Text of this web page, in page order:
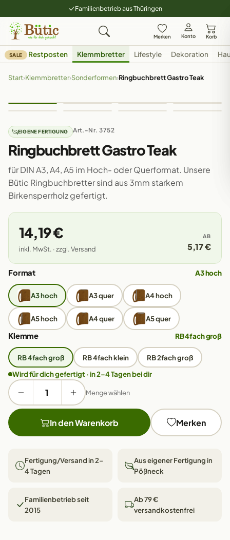
Familienbetrieb aus Thüringen
Merken Konto Korb
SALE Restposten Klemmbretter Lifestyle Dekoration
Start›Klemmbretter›Sonderformen›Ringbuchbrett Gastro Teak
EIGENE FERTIGUNG Art.-Nr. 3752
Ringbuchbrett Gastro Teak
für DIN A3, A4, A5 im Hoch- oder Querformat. Unsere
Bütic Ringbuchbretter sind aus 3mm starkem
Birkensperrholz gefertigt.
14,19 €
inkl. MwSt. · zzgl. Versand
AB
5,17 €
Format A3 hoch
A3 hoch A3 quer A4 hoch
A5 hoch A4 quer A5 quer
Klemme RB 4fach groß
RB 4fach groß RB 4fach klein
RB 2fach groß
Wird für dich gefertigt · in 2–4 Tagen bei dir
Menge wählen
In den Warenkorb Merken
Fertigung/Versand in 2–
4 Tagen
Aus eigener Fertigung in
Pößneck
Familienbetrieb seit
2015
Ab 79 €
versandkostenfrei